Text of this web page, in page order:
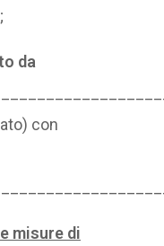
da
con
misure di